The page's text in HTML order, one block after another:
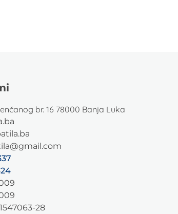
br. 16 78000 Banja Luka
28